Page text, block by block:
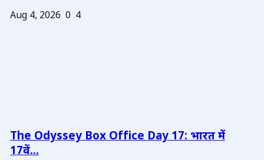
Aug 4, 2026 0 4
The Odyssey Box Office Day 17: भारत में
17वें...